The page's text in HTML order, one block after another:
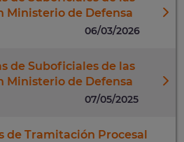
Ministerio de Defensa
06/03/2026
de Suboficiales de las
Ministerio de Defensa
07/05/2025
de Tramitación Procesal